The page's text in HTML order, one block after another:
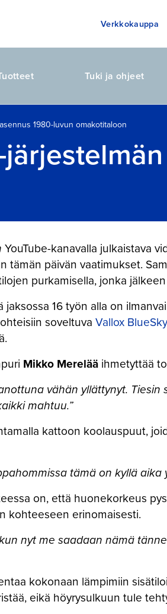
Verkkokauppa
Tuki ja ohjeet
1980-luvun omakotitaloon
YouTube-kanavalla julkaistava
päivän vaatimukset.
purkamisella, jonka
16 työn alla on
soveltuva Vallox BlueSky
Mikko Merelää ihmetyttää
vähän yllättynyt.
mahtuu.”
kattoon koolauspuut,
tämä on kyllä aika
on, että huonekorkeus
kohteeseen erinomaisesti.
nyt me saadaan nämä
kokonaan lämpimiin
eikä höyrysulkuun tule